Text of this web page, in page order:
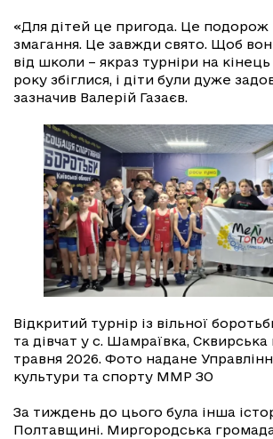
«Для дітей це пригода. Це подорож
змагання. Це завжди свято. Щоб
від школи – якраз турніри на
року збіглися, і діти були дуже
зазначив Валерій Газаєв.
Відкритий турнір із вільної
та дівчат у с. Шамраївка, Сквирська
травня 2026. Фото надане
культури та спорту ММР ЗО
За тиждень до цього була інша
Полтавщині. Миргородська